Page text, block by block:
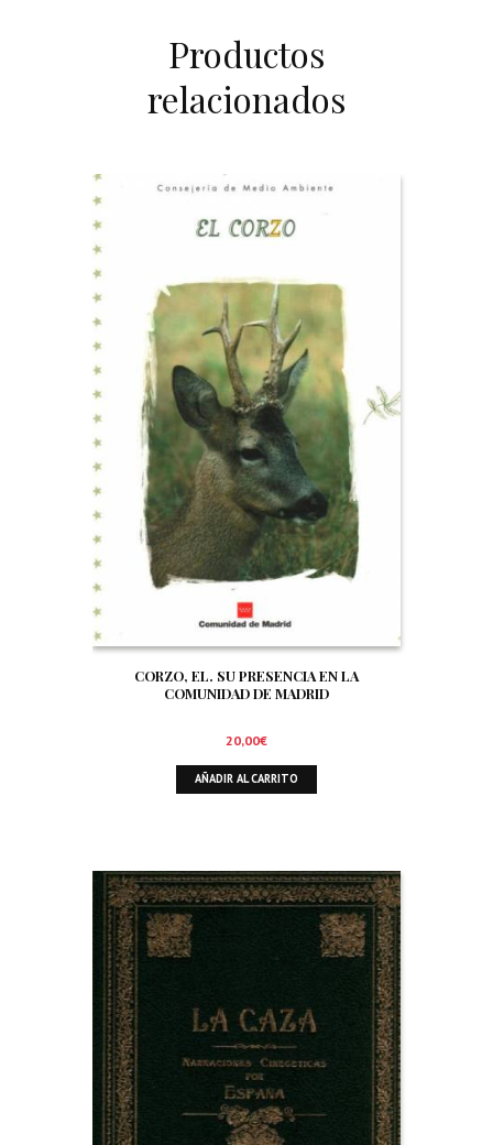
Productos
relacionados
CORZO, EL. SU PRESENCIA EN LA
COMUNIDAD DE MADRID
20,00€
AÑADIR AL CARRITO